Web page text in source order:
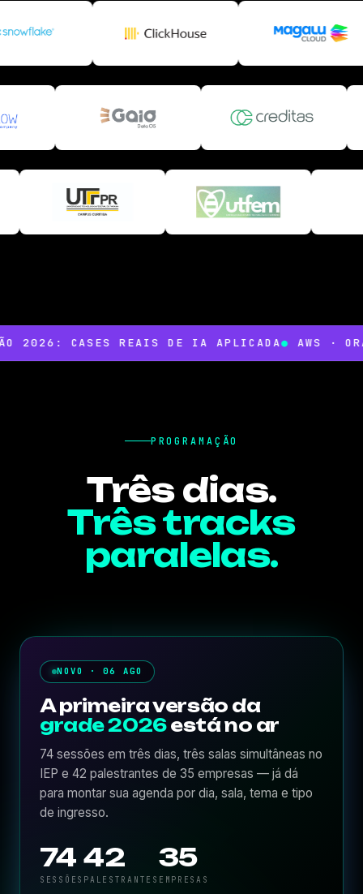
CASES REAIS DE IA APLICADA●AWS ·
PROGRAMAÇÃO
Três dias.
Três tracks
paralelas.
NOVO · 06 AGO
A primeira versão da
grade 2026está no ar
74 sessões em três dias, três salas simultâneas no
IEP e 42 palestrantes de 35 empresas — já dá
para montar sua agenda por dia, sala, tema e tipo
de ingresso.
74
SESSÕES
42
PALESTRANTES
35
EMPRESAS